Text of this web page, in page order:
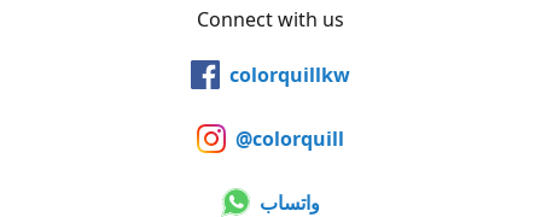
Connect with us
colorquillkw
@colorquill
واتساب